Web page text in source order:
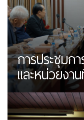
การประชุมก
และหน่วยงา